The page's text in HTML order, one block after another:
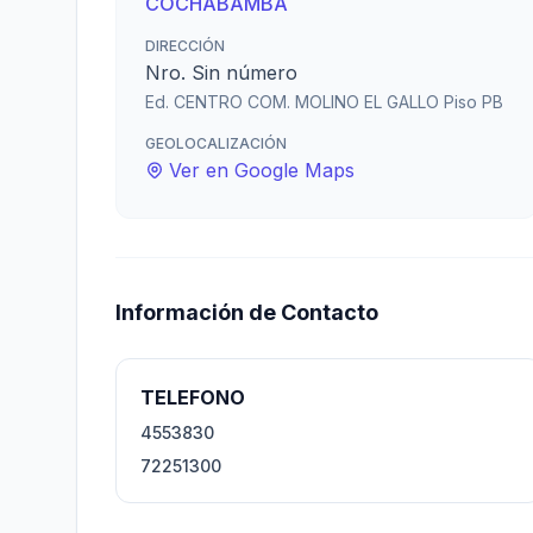
DIRECCIÓN
Nro. Sin número
Ed. CENTRO COM. MOLINO EL GALLO Piso PB
GEOLOCALIZACIÓN
Ver en Google Maps
Información de Contacto
TELEFONO
4553830
72251300